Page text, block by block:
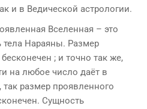
и в Ведической астрологии.
Вселенная – это
тела Нараяны. Размер
; и точно так же,
на любое число даёт в
так размер проявленного
Сущность